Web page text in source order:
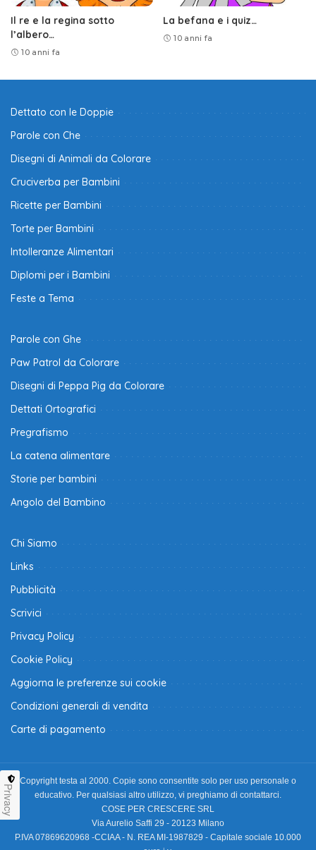
Il re e la regina sotto
l’albero…
10 anni fa
La befana e i quiz…
10 anni fa
Dettato con le Doppie
Parole con Che
Disegni di Animali da Colorare
Cruciverba per Bambini
Ricette per Bambini
Torte per Bambini
Intolleranze Alimentari
Diplomi per i Bambini
Feste a Tema
Parole con Ghe
Paw Patrol da Colorare
Disegni di Peppa Pig da Colorare
Dettati Ortografici
Pregrafismo
La catena alimentare
Storie per bambini
Angolo del Bambino
Chi Siamo
Links
Pubblicità
Scrivici
Privacy Policy
Cookie Policy
Aggiorna le preferenze sui cookie
Condizioni generali di vendita
Carte di pagamento
Copyright testa al 2000. Copie sono consentite solo per uso personale o
educativo. Per qualsiasi altro utilizzo, vi preghiamo di contattarci.
COSE PER CRESCERE SRL
Via Aurelio Saffi 29 - 20123 Milano
P.IVA 07869620968 -CCIAA - N. REA MI-1987829 - Capitale sociale 10.000
Privacy